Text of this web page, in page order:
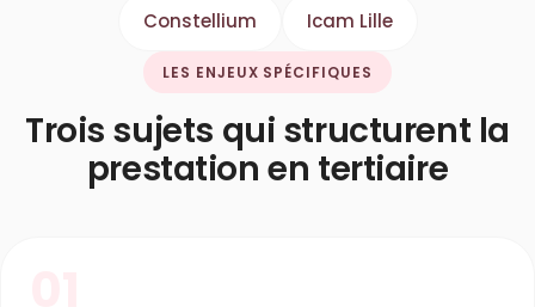
Constellium Icam Lille
LES ENJEUX SPÉCIFIQUES
Trois sujets qui structurent la
prestation en tertiaire